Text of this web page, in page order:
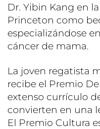
Dr. Yibin Kang en
Princeton como
especializándose
cáncer de mama.
La joven regatista
recibe el Premio
extenso currículo
convierten en una
El Premio Cultura